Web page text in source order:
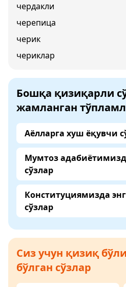
чердакли
черепица
черик
чериклар
Бошқа қизиқарли
жамланган
Аёлларга хуш ёқувчи
Мумтоз
сўзлар
Конституциямизда
сўзлар
Сиз учун қизиқ
бўлган сўзлар